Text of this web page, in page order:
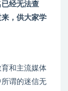
经无法查
，供大家学
和主流媒体
谓的迷信无